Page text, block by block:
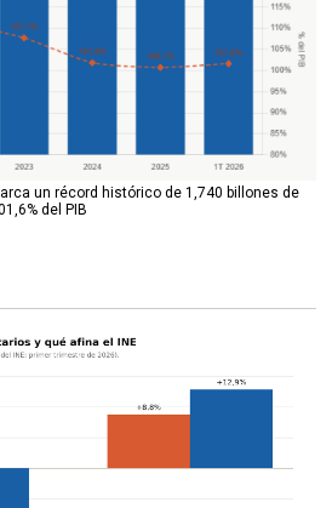
un récord histórico de 1,740 billones de
del PIB